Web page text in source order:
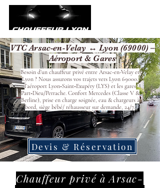
VTC Arsac-en-Velay ↔ Lyon (69000) –
Aéroport & Gares
Besoin d’un chauffeur privé entre Arsac-en-Velay et
Lyon ? Nous assurons vos trajets vers Lyon 69000,
l’aéroport Lyon‑Saint‑Exupéry (LYS) et les gares
Part‑Dieu/Perrache. Confort Mercedes (Classe V &
Berline), prise en charge soignée, eau & chargeurs à
bord, siège bébé/ réhausseur sur demande, 24/7.
Devis & Réservation
Chauffeur privé à Arsac-